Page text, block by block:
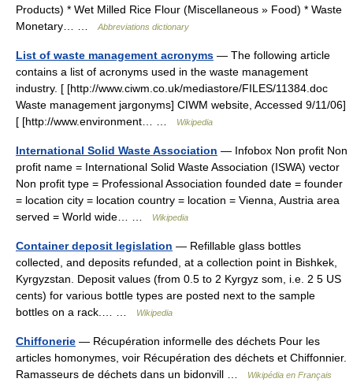
Products) * Wet Milled Rice Flour (Miscellaneous » Food) * Waste
Monetary… …
Abbreviations dictionary
List of waste management acronyms — The following article
contains a list of acronyms used in the waste management
industry. [ [http://www.ciwm.co.uk/mediastore/FILES/11384.doc
Waste management jargonyms] CIWM website, Accessed 9/11/06]
[ [http://www.environment… …
Wikipedia
International Solid Waste Association — Infobox Non profit Non
profit name = International Solid Waste Association (ISWA) vector
Non profit type = Professional Association founded date = founder
= location city = location country = location = Vienna, Austria area
served = World wide… …
Wikipedia
Container deposit legislation — Refillable glass bottles
collected, and deposits refunded, at a collection point in Bishkek,
Kyrgyzstan. Deposit values (from 0.5 to 2 Kyrgyz som, i.e. 2 5 US
cents) for various bottle types are posted next to the sample
bottles on a rack.… …
Wikipedia
Chiffonerie — Récupération informelle des déchets Pour les
articles homonymes, voir Récupération des déchets et Chiffonnier.
Ramasseurs de déchets dans un bidonvill …
Wikipédia en Français